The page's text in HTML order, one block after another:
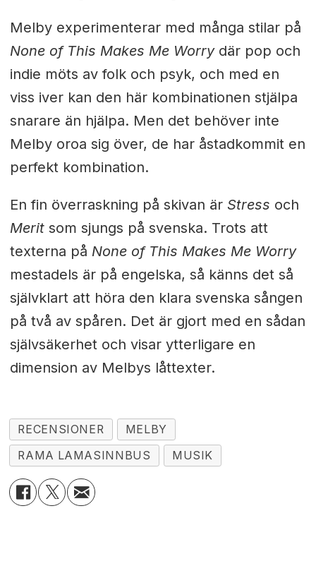
Melby experimenterar med många stilar på
None of This Makes Me Worrydär pop och
indie möts av folk och psyk, och med en
viss iver kan den här kombinationen stjälpa
snarare än hjälpa. Men det behöver inte
Melby oroa sig över, de har åstadkommit en
perfekt kombination.
En fin överraskning på skivan är Stress och
Meritsom sjungs på svenska. Trots att
texterna på None of This Makes Me Worry
mestadels är på engelska, så känns det så
självklart att höra den klara svenska sången
på två av spåren. Det är gjort med en sådan
självsäkerhet och visar ytterligare en
dimension av Melbys låttexter.
RECENSIONER
MELBY
RAMA LAMASINNBUS
MUSIK